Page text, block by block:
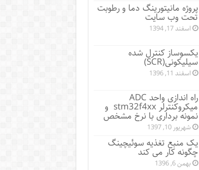
پروژه مانيتورينگ دما و رطوبت
تحت وب سایت
اسفند 17, 1394
یکسوساز کنترل شده
سیلیکونی(SCR)
اسفند 11, 1396
راه اندازی واحد ADC
میکروکنترلر stm32f4xx و
نمونه برداری با نرخ مشخص
شهریور 10, 1397
یک منبع تغذیه سوئیچینگ
چگونه کار می کند
بهمن 6, 1396